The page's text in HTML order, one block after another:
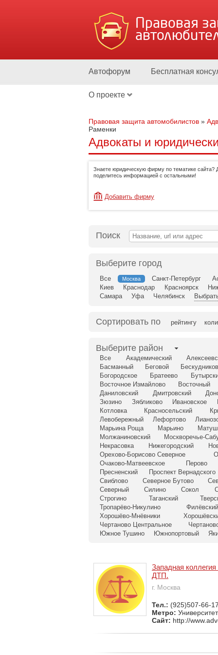
Правовая
Автофорум Бесплатная
О проекте
Правовая защита автомобилистов »
Раменки
Адвокаты и
Знаете юридическую фирму по тематике сайта?
поделитесь информацией с остальными!
Добавить фирму
Поиск
Выберите город
Все Москва Санкт-Петербург
Киев
Краснодар Красноярск
Самара
Уфа Челябинск
Сортировать по рейтингу
Выберите район
Все Академический
Басманный
Беговой
Богородское
Братеево
Восточное Измайлово
Восточный
Даниловский
Дмитровский
Зюзино
Зябликово Ивановское
Котловка
Красносельский
Левобережный
Лефортово
Марьина Роща
Марьино
Молжаниновский
Москворечье-
Некрасовка
Нижегородский
Орехово-Борисово Северное
Очаково-Матвеевское
Перово
Пресненский
Проспект Вернадского
Свиблово
Северное Бутово
Северный
Силино Сокол
Строгино
Таганский
Тропарёво-Никулино
Хорошёво-Мнёвники
Чертаново Центральное
Южное Тушино
Южнопортовый
Западная
ДТП.
г. Москва
Тел.: (925)507-66-
Метро: Университет
Сайт: http://